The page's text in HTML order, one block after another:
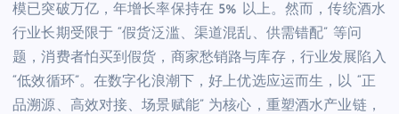
模已突破万亿，年增长率保持在 5% 以上。然而，传统酒水
行业长期受限于 “假货泛滥、渠道混乱、供需错配” 等问
题，消费者怕买到假货，商家愁销路与库存，行业发展陷入
“低效循环”。在数字化浪潮下，好上优选应运而生，以 “正
品溯源、高效对接、场景赋能” 为核心，重塑酒水产业链，